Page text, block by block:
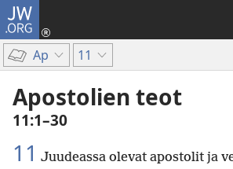
JW.ORG
Ap 11
Apostolien teot
11:1–30
11 Juudeassa olevat apostolit ja